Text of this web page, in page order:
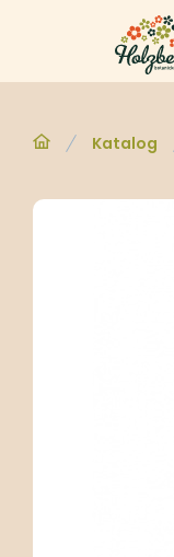
Katalog